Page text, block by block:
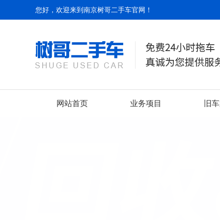
您好，欢迎来到南京树哥二手车官网！
网站首页 业务项目 旧